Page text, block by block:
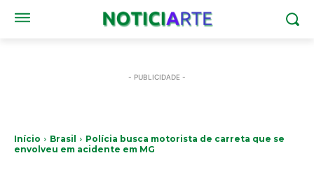
- PUBLICIDADE -
Início Brasil
Polícia busca motorista de carreta que se
envolveu em acidente em MG